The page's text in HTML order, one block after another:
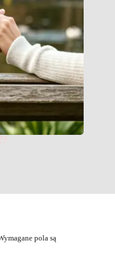
pola są